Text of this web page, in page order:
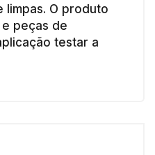
limpas. O produto
peças de
testar a